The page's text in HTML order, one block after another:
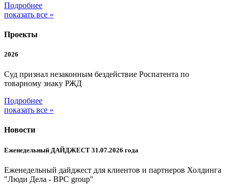
Подробнее
показать все »
Проекты
2026
Суд признал незаконным бездействие Роспатента по
товарному знаку РЖД
Подробнее
показать все »
Новости
Еженедельный ДАЙДЖЕСТ 31.07.2026 года
Еженедельный дайджест для клиентов и партнеров Холдинга
"Люди Дела - BPC group"